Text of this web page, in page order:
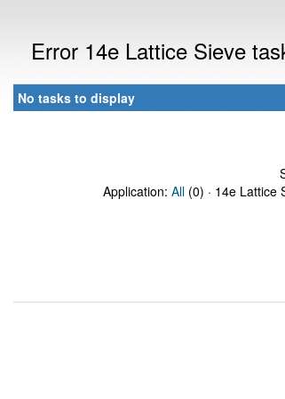
Error 14e Lattice Sieve
No tasks to display
Application: All (0) · 14e Lattice